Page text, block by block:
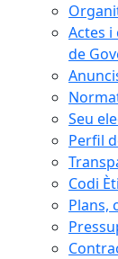
Actes i
de
Seu
Perfil
Codi
Plans,